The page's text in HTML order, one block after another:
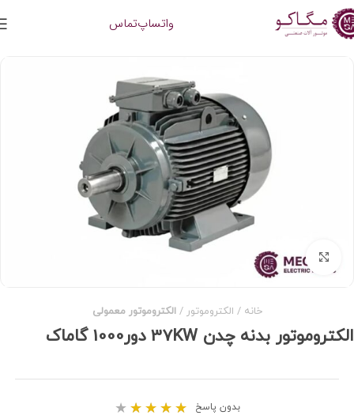
واتساپتماس
برای بزرگنمایی کلیک کنید
خانه الکتروموتور الکتروموتور معمولی
الکتروموتور بدنه چدن 37KW دور1000 گاماک
بدون پاسخ ★
★
★
★
★